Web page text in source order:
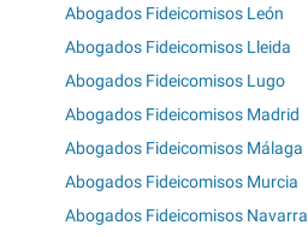
Abogados Fideicomisos León
Abogados Fideicomisos Lleida
Abogados Fideicomisos Lugo
Abogados Fideicomisos Madrid
Abogados Fideicomisos Málaga
Abogados Fideicomisos Murcia
Abogados Fideicomisos Navarra